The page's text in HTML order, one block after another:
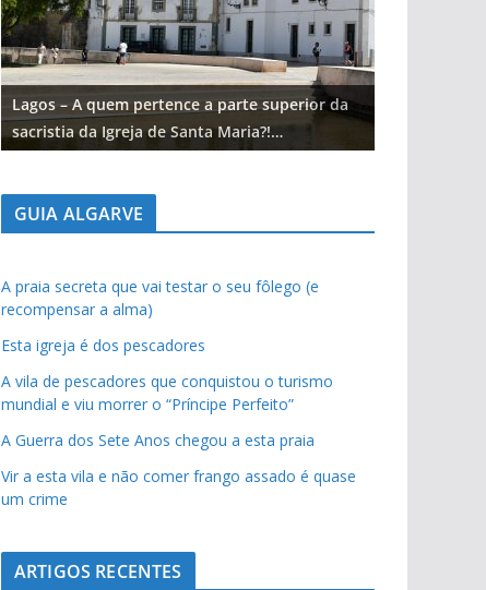
Lagos – A quem pertence a parte superior da
sacristia da Igreja de Santa Maria?!…
GUIA ALGARVE
A praia secreta que vai testar o seu fôlego (e
recompensar a alma)
Esta igreja é dos pescadores
A vila de pescadores que conquistou o turismo
mundial e viu morrer o “Príncipe Perfeito”
A Guerra dos Sete Anos chegou a esta praia
Vir a esta vila e não comer frango assado é quase
um crime
ARTIGOS RECENTES